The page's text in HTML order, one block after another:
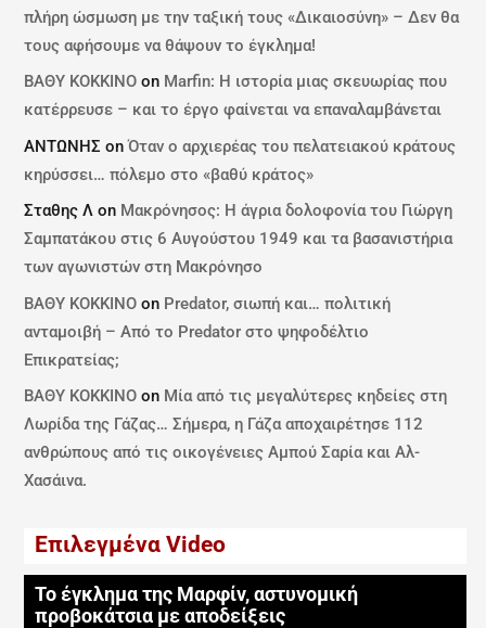
πλήρη ώσμωση με την ταξική τους «Δικαιοσύνη» – Δεν θα
τους αφήσουμε να θάψουν το έγκλημα!
ΒΑΘΥ ΚΟΚΚΙΝΟ on Marfin: Η ιστορία μιας σκευωρίας που
κατέρρευσε – και το έργο φαίνεται να επαναλαμβάνεται
ΑΝΤΩΝΗΣ onΌταν ο αρχιερέας του πελατειακού κράτους
κηρύσσει… πόλεμο στο «βαθύ κράτος»
Σταθης Λ on Μακρόνησος: Η άγρια δολοφονία του Γιώργη
Σαμπατάκου στις 6 Αυγούστου 1949 και τα βασανιστήρια
των αγωνιστών στη Μακρόνησο
ΒΑΘΥ ΚΟΚΚΙΝΟ on Predator, σιωπή και… πολιτική
ανταμοιβή – Από το Predator στο ψηφοδέλτιο
Επικρατείας;
ΒΑΘΥ ΚΟΚΚΙΝΟ on Μία από τις μεγαλύτερες κηδείες στη
Λωρίδα της Γάζας… Σήμερα, η Γάζα αποχαιρέτησε 112
ανθρώπους από τις οικογένειες Αμπού Σαρία και Αλ-
Χασάινα.
Επιλεγμένα Video
Το έγκλημα της Μαρφίν, αστυνομική
προβοκάτσια με αποδείξεις